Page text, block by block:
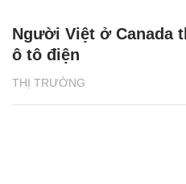
THỊ TRƯỜNG
Người Việt ở Canada
ô tô điện